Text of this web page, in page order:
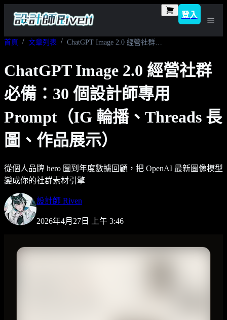
登入
首頁 文章列表 ChatGPT Image 2.0 經營社群必備：30 個設計師專用 Prompt（IG 輪播、Threads 長圖、作品展示）
ChatGPT Image 2.0 經營社群
必備：30 個設計師專用
Prompt（IG 輪播、Threads 長
圖、作品展示）
從個人品牌 hero 圖到年度數據回顧，把 OpenAI 最新圖像模型
變成你的社群素材引擎
設計師 Riven
2026年4月27日 上午 3:46